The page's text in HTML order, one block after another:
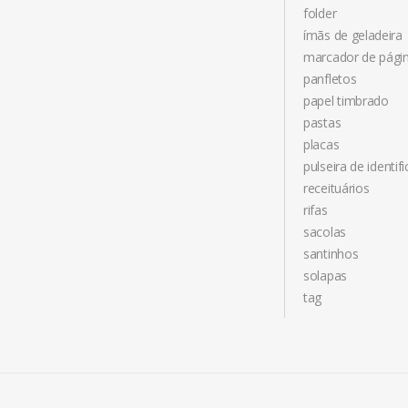
folder
ímãs de geladeira
marcador de
panfletos
papel timbrado
pastas
placas
pulseira de
receituários
rifas
sacolas
santinhos
solapas
tag